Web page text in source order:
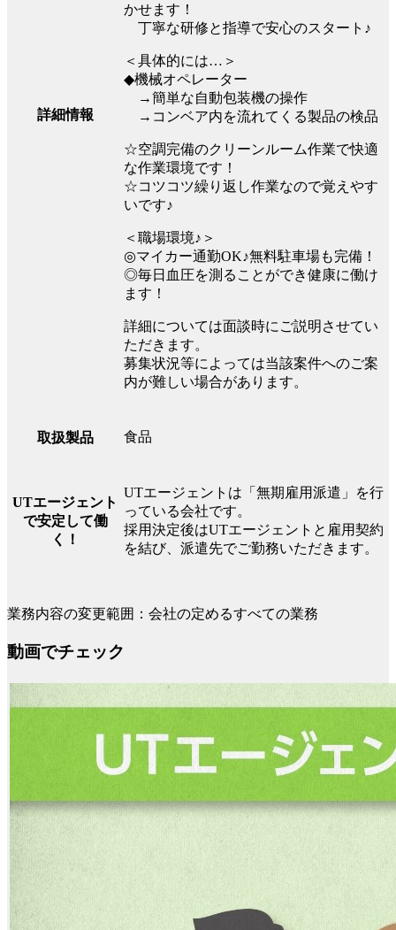
詳細情報
かせます！
丁寧な研修と指導で安心のスタート♪
＜具体的には…＞
◆機械オペレーター
→簡単な自動包装機の操作
→コンベア内を流れてくる製品の検品
☆空調完備のクリーンルーム作業で快適
な作業環境です！
☆コツコツ繰り返し作業なので覚えやす
いです♪
＜職場環境♪＞
◎マイカー通勤OK♪無料駐車場も完備！
◎毎日血圧を測ることができ健康に働け
ます！
詳細については面談時にご説明させてい
ただきます。
募集状況等によっては当該案件へのご案
内が難しい場合があります。
取扱製品 食品
UTエージェント
で安定して働
く！
UTエージェントは「無期雇用派遣」を行
っている会社です。
採用決定後はUTエージェントと雇用契約
を結び、派遣先でご勤務いただきます。
業務内容の変更範囲：会社の定めるすべての業務
動画でチェック